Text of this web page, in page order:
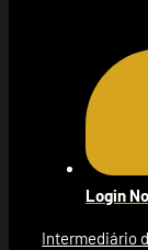
Login
Intermediário